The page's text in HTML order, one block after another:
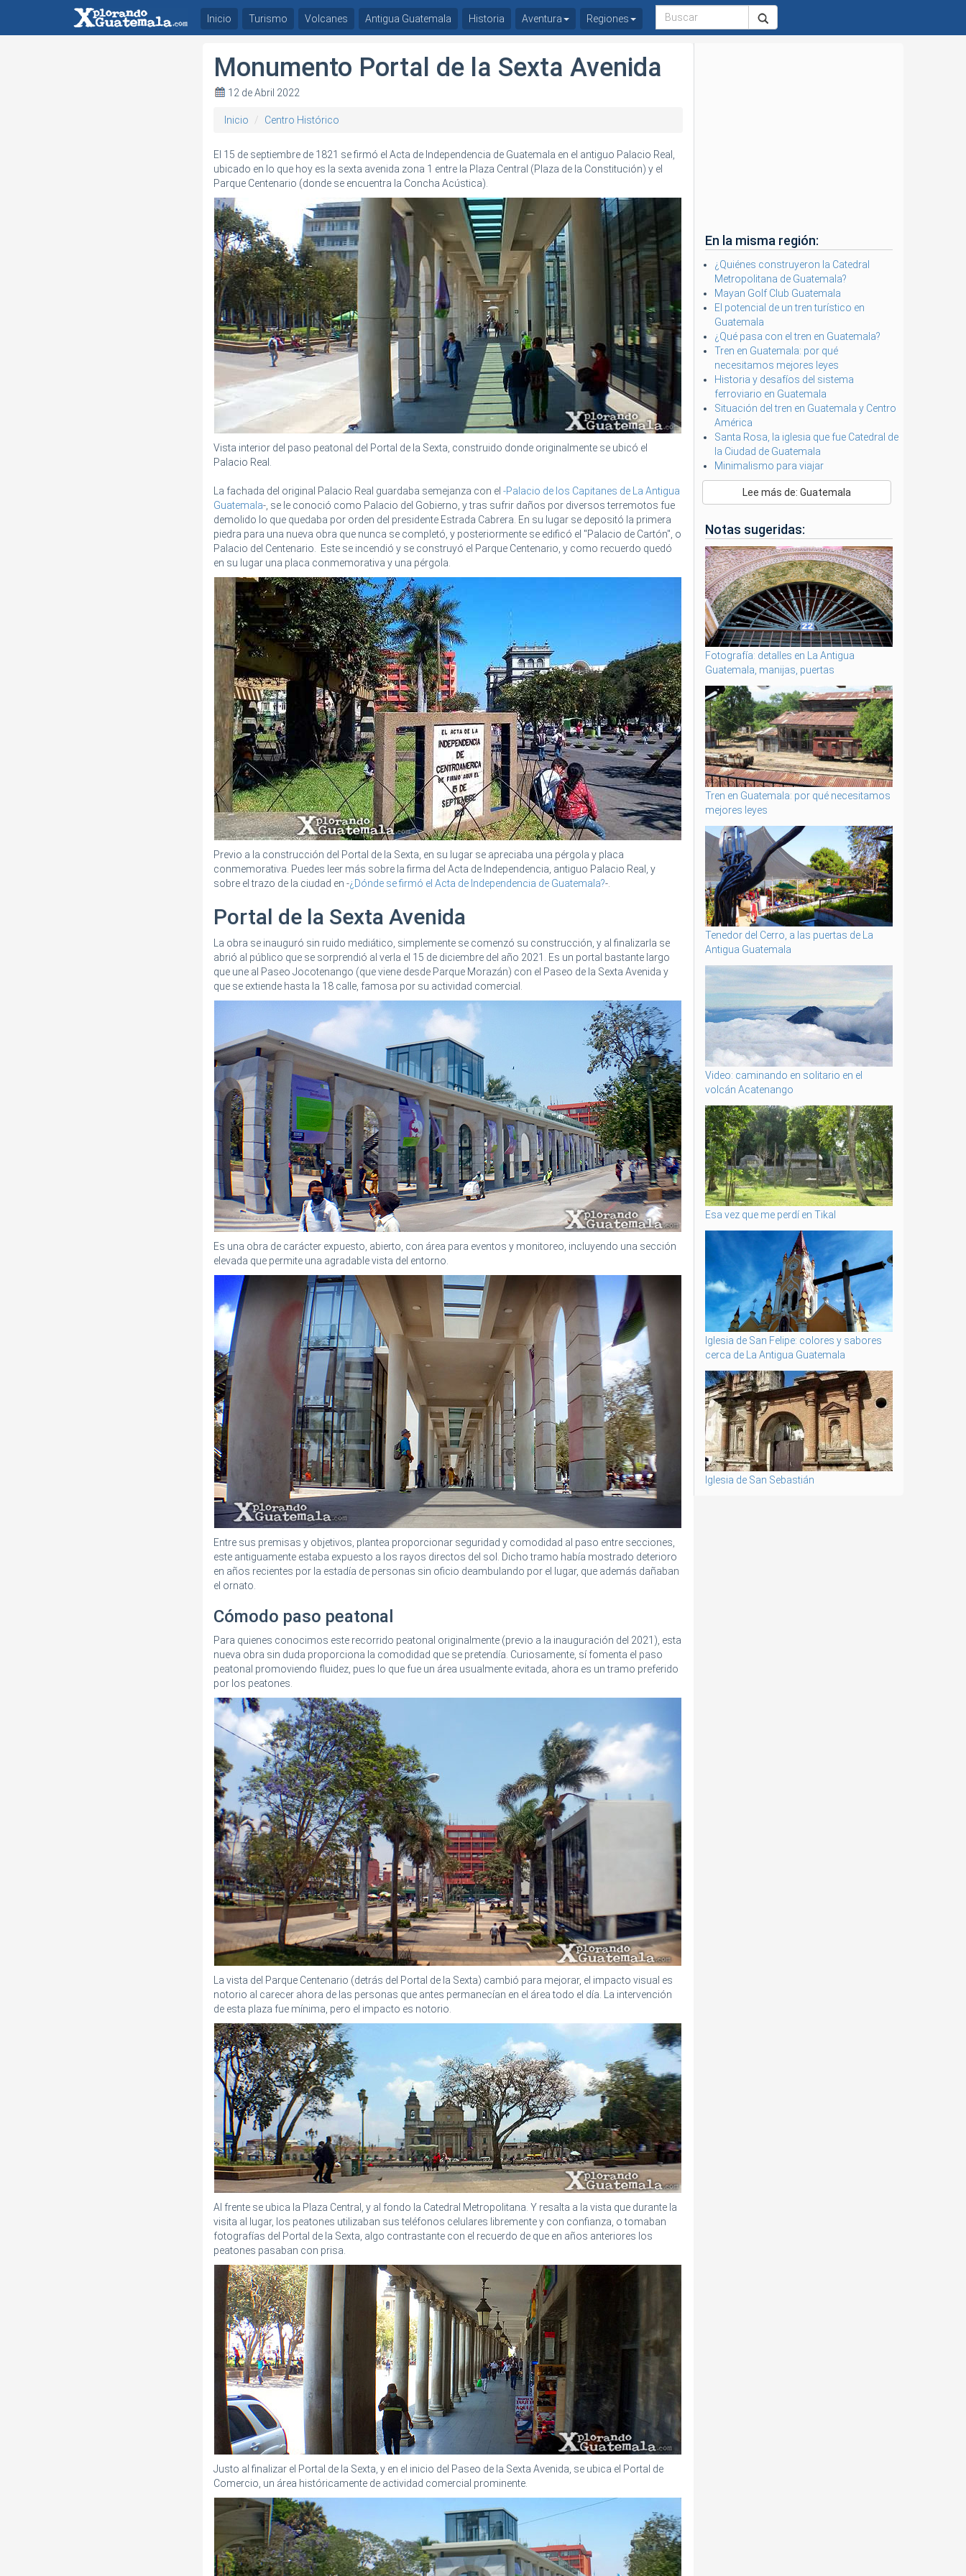
Monumento Portal de la Sexta Avenida
12 de Abril 2022
Inicio Centro Histórico
El 15 de septiembre de 1821 se firmó el Acta de Independencia de Guatemala en el antiguo Palacio Real,
ubicado en lo que hoy es la sexta avenida zona 1 entre la Plaza Central (Plaza de la Constitución) y el
Parque Centenario (donde se encuentra la Concha Acústica).
Vista interior del paso peatonal del Portal de la Sexta, construido donde originalmente se ubicó el
Palacio Real.
La fachada del original Palacio Real guardaba semejanza con el -Palacio de los Capitanes de La Antigua
Guatemala-, se le conoció como Palacio del Gobierno, y tras sufrir daños por diversos terremotos fue
demolido lo que quedaba por orden del presidente Estrada Cabrera. En su lugar se depositó la primera
piedra para una nueva obra que nunca se completó, y posteriormente se edificó el "Palacio de Cartón", o
Palacio del Centenario. Este se incendió y se construyó el Parque Centenario, y como recuerdo quedó
en su lugar una placa conmemorativa y una pérgola.
Previo a la construcción del Portal de la Sexta, en su lugar se apreciaba una pérgola y placa
conmemorativa. Puedes leer más sobre la firma del Acta de Independencia, antiguo Palacio Real, y
sobre el trazo de la ciudad en -¿Dónde se firmó el Acta de Independencia de Guatemala?-.
Portal de la Sexta Avenida
La obra se inauguró sin ruido mediático, simplemente se comenzó su construcción, y al finalizarla se
abrió al público que se sorprendió al verla el 15 de diciembre del año 2021. Es un portal bastante largo
que une al Paseo Jocotenango (que viene desde Parque Morazán) con el Paseo de la Sexta Avenida y
que se extiende hasta la 18 calle, famosa por su actividad comercial.
Es una obra de carácter expuesto, abierto, con área para eventos y monitoreo, incluyendo una sección
elevada que permite una agradable vista del entorno.
Entre sus premisas y objetivos, plantea proporcionar seguridad y comodidad al paso entre secciones,
este antiguamente estaba expuesto a los rayos directos del sol. Dicho tramo había mostrado deterioro
en años recientes por la estadía de personas sin oficio deambulando por el lugar, que además dañaban
el ornato.
Cómodo paso peatonal
Para quienes conocimos este recorrido peatonal originalmente (previo a la inauguración del 2021), esta
nueva obra sin duda proporciona la comodidad que se pretendía. Curiosamente, sí fomenta el paso
peatonal promoviendo fluidez, pues lo que fue un área usualmente evitada, ahora es un tramo preferido
por los peatones.
La vista del Parque Centenario (detrás del Portal de la Sexta) cambió para mejorar, el impacto visual es
notorio al carecer ahora de las personas que antes permanecían en el área todo el día. La intervención
de esta plaza fue mínima, pero el impacto es notorio.
Al frente se ubica la Plaza Central, y al fondo la Catedral Metropolitana. Y resalta a la vista que durante la
visita al lugar, los peatones utilizaban sus teléfonos celulares libremente y con confianza, o tomaban
fotografías del Portal de la Sexta, algo contrastante con el recuerdo de que en años anteriores los
peatones pasaban con prisa.
Justo al finalizar el Portal de la Sexta, y en el inicio del Paseo de la Sexta Avenida, se ubica el Portal de
Comercio, un área históricamente de actividad comercial prominente.
En la misma región:
¿Quiénes construyeron la Catedral
Metropolitana de Guatemala?
Mayan Golf Club Guatemala
El potencial de un tren turístico en
Guatemala
¿Qué pasa con el tren en Guatemala?
Tren en Guatemala: por qué
necesitamos mejores leyes
Historia y desafíos del sistema
ferroviario en Guatemala
Situación del tren en Guatemala y Centro
América
Santa Rosa, la iglesia que fue Catedral de
la Ciudad de Guatemala
Minimalismo para viajar
Lee más de: Guatemala
Notas sugeridas:
Fotografía: detalles en La Antigua
Guatemala, manijas, puertas
Tren en Guatemala: por qué necesitamos
mejores leyes
Tenedor del Cerro, a las puertas de La
Antigua Guatemala
Video: caminando en solitario en el
volcán Acatenango
Esa vez que me perdí en Tikal
Iglesia de San Felipe: colores y sabores
cerca de La Antigua Guatemala
Iglesia de San Sebastián
Inicio Turismo Volcanes Antigua Guatemala Historia Aventura Regiones